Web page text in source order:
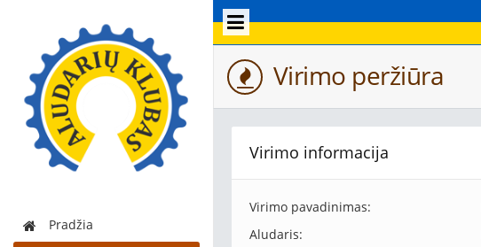
Pradžia
Virimo peržiūra
Virimo informacija
Virimo pavadinimas:
Aludaris: